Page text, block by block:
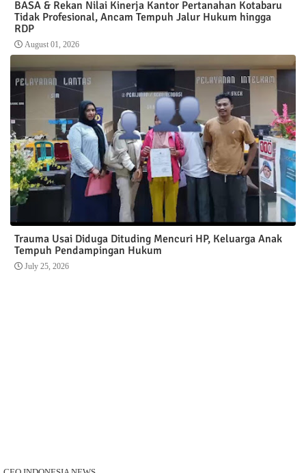
BASA & Rekan Nilai Kinerja Kantor Pertanahan Kotabaru
Tidak Profesional, Ancam Tempuh Jalur Hukum hingga
RDP
August 01, 2026
Trauma Usai Diduga Dituding Mencuri HP, Keluarga Anak
Tempuh Pendampingan Hukum
July 25, 2026